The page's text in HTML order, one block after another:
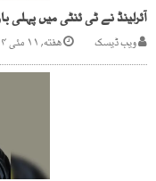
آئرلینڈ نے ٹی ئنٹی میں پہلی
ویب ڈیسک هفته, ۱۱ مئی ۲۰۲۴